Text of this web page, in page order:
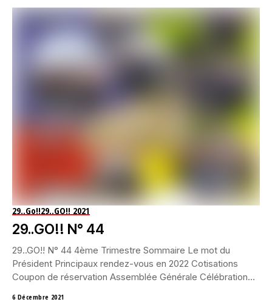
29..Go!!29..GO!! 2021
29..GO!! N° 44
29..GO!! N° 44 4ème Trimestre Sommaire Le mot du
Président Principaux rendez-vous en 2022 Cotisations
Coupon de réservation Assemblée Générale Célébration
6 Décembre 2021